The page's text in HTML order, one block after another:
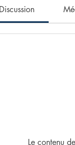
Discussion
Le contenu